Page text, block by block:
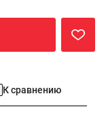
К сравнению